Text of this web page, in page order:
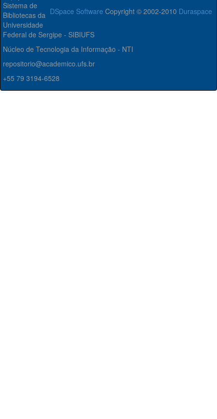
DSpace Software Copyright © 2002-2010 Duraspace
Sistema de
Bibliotecas da
Universidade
Federal de Sergipe - SIBIUFS
Núcleo de Tecnologia da Informação - NTI
repositorio@academico.ufs.br
+55 79 3194-6528